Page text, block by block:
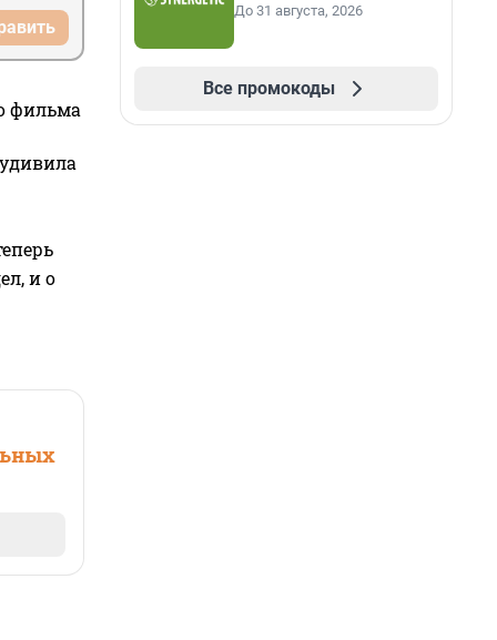
фильма
и о
До 31 августа, 2026
Все промокоды